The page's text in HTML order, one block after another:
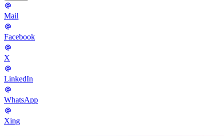
Mail
Facebook
X
LinkedIn
WhatsApp
Xing